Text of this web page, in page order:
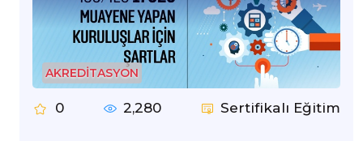
AKREDİTASYON
0 2,280 Sertifikalı Eğitim